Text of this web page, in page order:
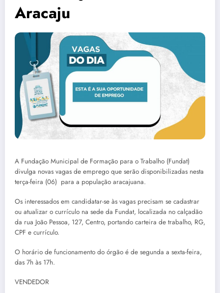
Aracaju
A Fundação Municipal de Formação para o Trabalho (Fundat)
divulga novas vagas de emprego que serão disponibilizadas nesta
terça-feira (06) para a população aracajuana.
Os interessados em candidatar-se às vagas precisam se cadastrar
ou atualizar o currículo na sede da Fundat, localizada no calçadão
da rua João Pessoa, 127, Centro, portando carteira de trabalho, RG,
CPF e currículo.
O horário de funcionamento do órgão é de segunda a sexta-feira,
das 7h às 17h.
VENDEDOR